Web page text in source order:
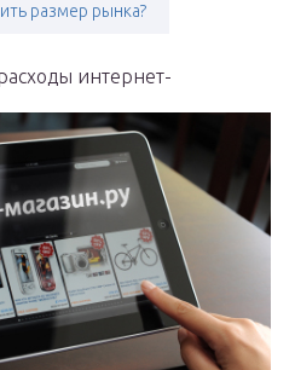
размер рынка?
интернет-